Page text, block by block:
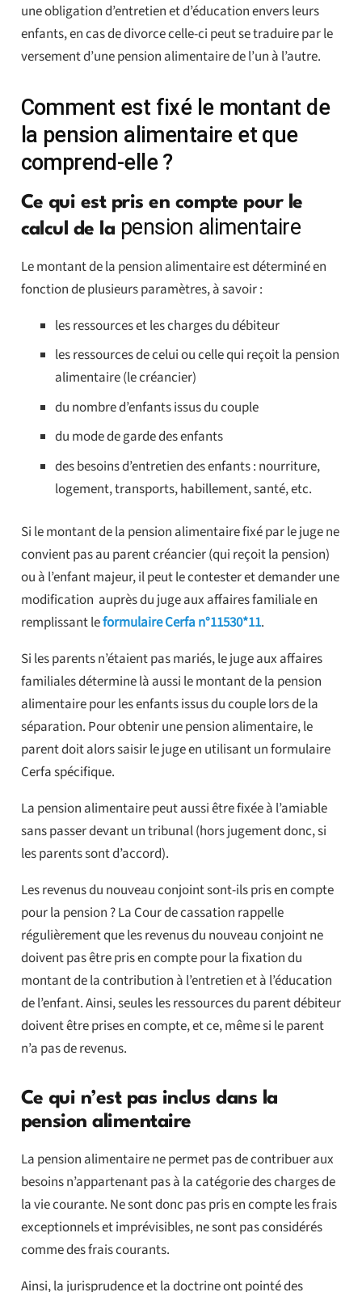
une obligation d’entretien et d’éducation envers leurs
enfants, en cas de divorce celle-ci peut se traduire par le
versement d’une pension alimentaire de l’un à l’autre.
Comment est fixé le montant de
la pension alimentaire et que
comprend-elle ?
Ce qui est pris en compte pour le
calcul de la pension alimentaire
Le montant de la pension alimentaire est déterminé en
fonction de plusieurs paramètres, à savoir :
les ressources et les charges du débiteur
les ressources de celui ou celle qui reçoit la pension
alimentaire (le créancier)
du nombre d’enfants issus du couple
du mode de garde des enfants
des besoins d’entretien des enfants : nourriture,
logement, transports, habillement, santé, etc.
Si le montant de la pension alimentaire fixé par le juge ne
convient pas au parent créancier (qui reçoit la pension)
ou à l’enfant majeur, il peut le contester et demander une
modification auprès du juge aux affaires familiale en
remplissant leformulaire Cerfa n°11530*11.
Si les parents n’étaient pas mariés, le juge aux affaires
familiales détermine là aussi le montant de la pension
alimentaire pour les enfants issus du couple lors de la
séparation. Pour obtenir une pension alimentaire, le
parent doit alors saisir le juge en utilisant un formulaire
Cerfa spécifique.
La pension alimentaire peut aussi être fixée à l’amiable
sans passer devant un tribunal (hors jugement donc, si
les parents sont d’accord).
Les revenus du nouveau conjoint sont-ils pris en compte
pour la pension ? La Cour de cassation rappelle
régulièrement que les revenus du nouveau conjoint ne
doivent pas être pris en compte pour la fixation du
montant de la contribution à l’entretien et à l’éducation
de l’enfant. Ainsi, seules les ressources du parent débiteur
doivent être prises en compte, et ce, même si le parent
n’a pas de revenus.
Ce qui n’est pas inclus dans la
pension alimentaire
La pension alimentaire ne permet pas de contribuer aux
besoins n’appartenant pas à la catégorie des charges de
la vie courante. Ne sont donc pas pris en compte les frais
exceptionnels et imprévisibles, ne sont pas considérés
comme des frais courants.
Ainsi, la jurisprudence et la doctrine ont pointé des